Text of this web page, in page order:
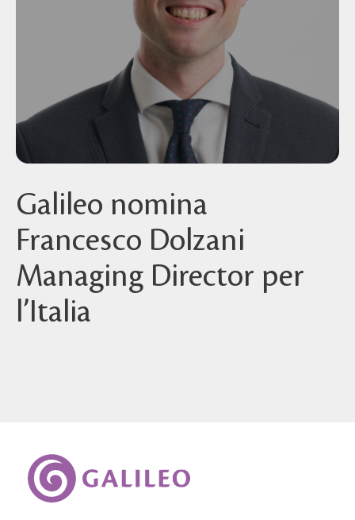
Galileo nomina
Francesco Dolzani
Managing Director per
l’Italia